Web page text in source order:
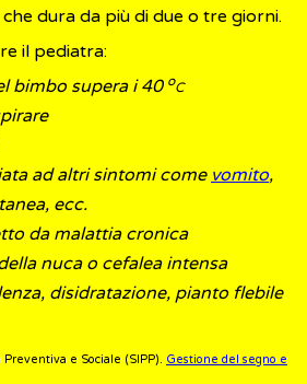
che dura da più di due o tre giorni.
il pediatra:
bimbo supera i 40 oC
ad altri sintomi come vomito,
ecc.
da malattia cronica
nuca o cefalea intensa
disidratazione, pianto flebile
e Sociale (SIPP). Gestione del segno e